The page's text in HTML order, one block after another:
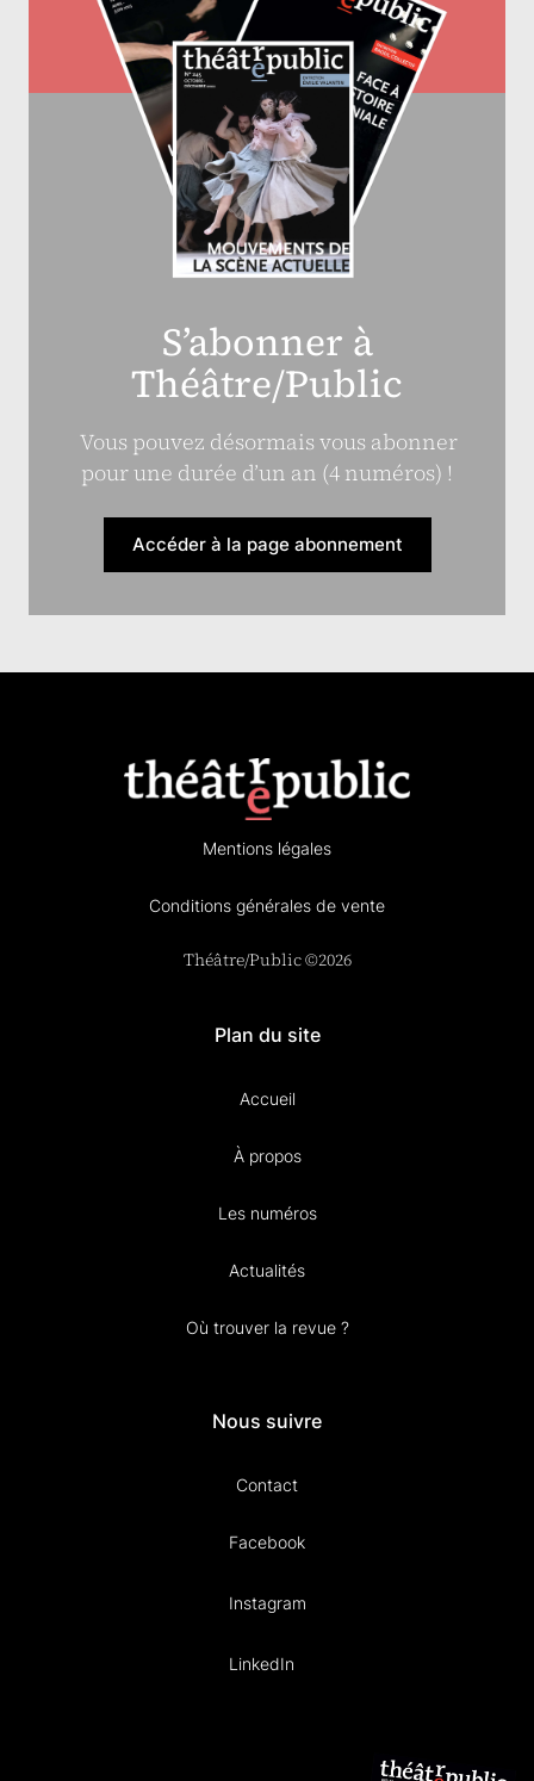
S’abonner à
Théâtre/Public
Vous pouvez désormais vous abonner
pour une durée d’un an (4 numéros) !
Accéder à la page abonnement
Mentions légales
Conditions générales de vente
Théâtre/Public ©2026
Plan du site
Accueil
À propos
Les numéros
Actualités
Où trouver la revue ?
Nous suivre
Contact
Facebook
Instagram
LinkedIn